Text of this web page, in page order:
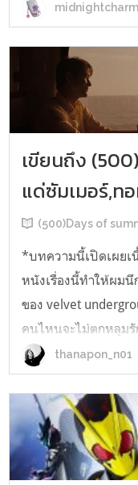
ปท์ที่แปลกหรือแหว
ตนเองทำ เพื่อที่จะออ
ตนเอง และเพื่อกระตุ
เขียนถึง
แด่ซัมเมอร์,ท
(500)Days of summer/ในวั
*บทความนี้เปิดเผย
หนังเรื่องนี้ทำให้ผมนึ
ของ velvet
คนไหนจะไม่ตกหลุม
หนึ่งน่ารักระดับซูอี้
เธอชอบเพลงที่คุณฟั
บ้าง “ความสัมพันธ์มั
thanapon_n01